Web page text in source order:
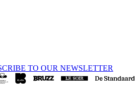
TO OUR NEWSLETTER